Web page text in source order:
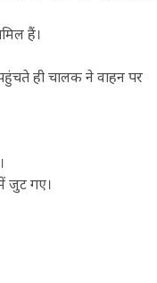
हैं।
ही चालक ने वाहन पर
जुट गए।